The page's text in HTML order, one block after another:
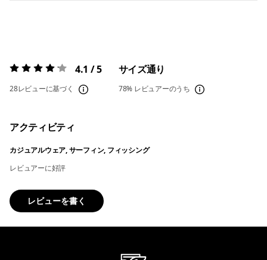
評価:4.1 / 5 4.1 / 5
28レビューに基づく
サイズ通り
78% レビュアーのうち
アクティビティ
カジュアルウェア, サーフィン, フィッシング
レビュアーに好評
レビューを書く